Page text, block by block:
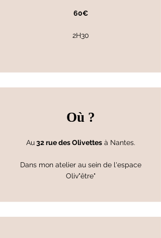
60€
2H30
Où ?
Au32 rue des Olivettesà Nantes.
Dans mon atelier au sein de l'espace
Oliv"être"